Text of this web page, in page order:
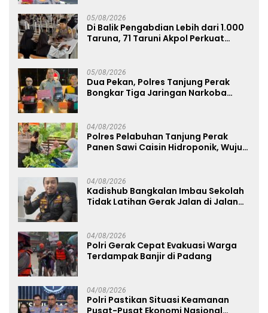
05/08/2026
Di Balik Pengabdian Lebih dari 1.000
Taruna, 71 Taruni Akpol Perkuat
05/08/2026
Dua Pekan, Polres Tanjung Perak
Bongkar Tiga Jaringan Narkoba
04/08/2026
Polres Pelabuhan Tanjung Perak
Panen Sawi Caisin Hidroponik, Wujud
04/08/2026
Kadishub Bangkalan Imbau Sekolah
Tidak Latihan Gerak Jalan di Jalan
04/08/2026
Polri Gerak Cepat Evakuasi Warga
Terdampak Banjir di Padang
04/08/2026
Polri Pastikan Situasi Keamanan